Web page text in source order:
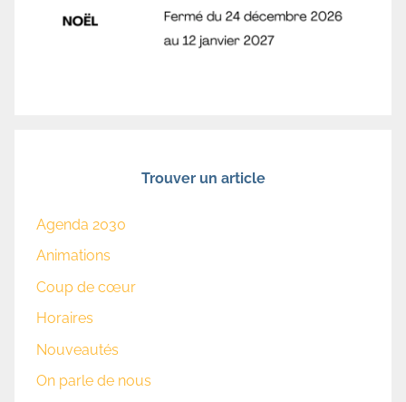
Trouver un article
Agenda 2030
Animations
Coup de cœur
Horaires
Nouveautés
On parle de nous